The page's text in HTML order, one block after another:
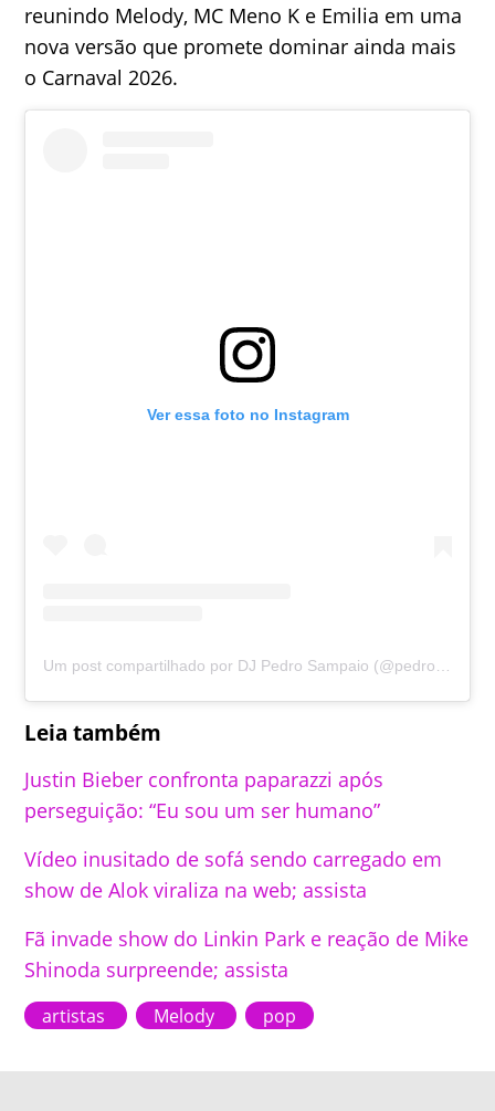
reunindo Melody, MC Meno K e Emilia em uma
nova versão que promete dominar ainda mais
o Carnaval 2026.
Ver essa foto no Instagram
Leia também
Justin Bieber confronta paparazzi após
perseguição: “Eu sou um ser humano”
Vídeo inusitado de sofá sendo carregado em
show de Alok viraliza na web; assista
Fã invade show do Linkin Park e reação de Mike
Shinoda surpreende; assista
artistas Melody pop